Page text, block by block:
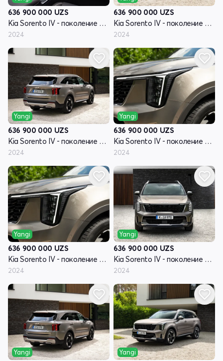
636 900 000 UZS
Kia Sorento IV - поколение рестайлинг
2024
636 900 000 UZS
Kia Sorento IV - поколение рестайлинг
2024
Yangi
636 900 000 UZS
Kia Sorento IV - поколение рестайлинг
2024
Yangi
636 900 000 UZS
Kia Sorento IV - поколение рестайлинг
2024
Yangi
636 900 000 UZS
Kia Sorento IV - поколение рестайлинг
2024
Yangi
636 900 000 UZS
Kia Sorento IV - поколение рестайлинг
2024
Yangi Yangi